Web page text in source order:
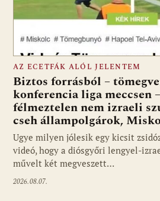
AZ ECETFÁK ALÓL JELENTEM
Biztos forrásból –
konferencia liga meccsen
félmeztelen nem izraeli
cseh állampolgárok,
Ugye milyen jólesik egy kicsit
videó, hogy a diósgyőri lengyel-
művelt két megveszett…
2026.08.07.